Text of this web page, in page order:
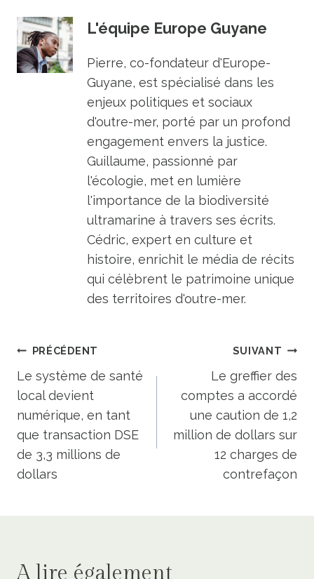
L'équipe Europe Guyane
Pierre, co-fondateur d'Europe-
Guyane, est spécialisé dans les
enjeux politiques et sociaux
d'outre-mer, porté par un profond
engagement envers la justice.
Guillaume, passionné par
l'écologie, met en lumière
l'importance de la biodiversité
ultramarine à travers ses écrits.
Cédric, expert en culture et
histoire, enrichit le média de récits
qui célèbrent le patrimoine unique
des territoires d'outre-mer.
Navigation
de
l’article
PRÉCÉDENT
Le système de santé
local devient
numérique, en tant
que transaction DSE
de 3,3 millions de
dollars
SUIVANT
Le greffier des
comptes a accordé
une caution de 1,2
million de dollars sur
12 charges de
contrefaçon
A lire également